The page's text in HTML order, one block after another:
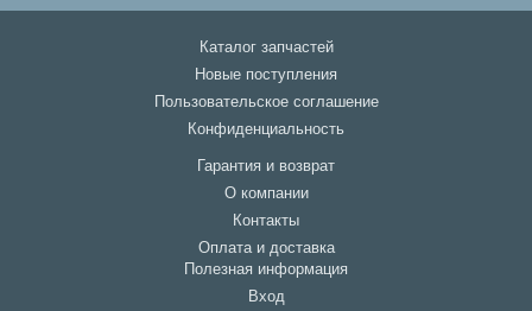
Каталог запчастей
Новые поступления
Пользовательское соглашение
Конфиденциальность
Гарантия и возврат
О компании
Контакты
Оплата и доставка
Полезная информация
Вход